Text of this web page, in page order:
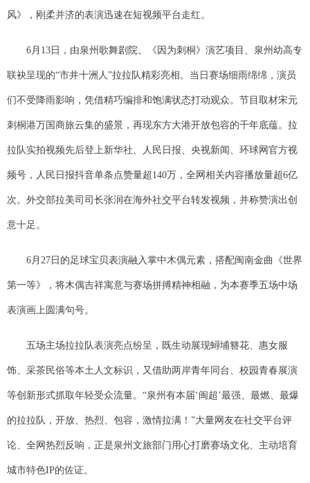
风》，刚柔并济的表演迅速在短视频平台走红。
6月13日，由泉州歌舞剧院、《因为刺桐》演艺项目、泉州幼高专
联袂呈现的“市井十洲人”拉拉队精彩亮相。当日赛场细雨绵绵，演员
们不受降雨影响，凭借精巧编排和饱满状态打动观众。节目取材宋元
刺桐港万国商旅云集的盛景，再现东方大港开放包容的千年底蕴。拉
拉队实拍视频先后登上新华社、人民日报、央视新闻、环球网官方视
频号，人民日报抖音单条点赞量超140万，全网相关内容播放量超6亿
次。外交部拉美司司长张润在海外社交平台转发视频，并称赞演出创
意十足。
6月27日的足球宝贝表演融入掌中木偶元素，搭配闽南金曲《世界
第一等》，将木偶吉祥寓意与赛场拼搏精神相融，为本赛季五场中场
表演画上圆满句号。
五场主场拉拉队表演亮点纷呈，既生动展现蟳埔簪花、惠女服
饰、采茶民俗等本土人文标识，又借助两岸青年同台、校园青春展演
等创新形式抓取年轻受众流量。“泉州有本届‘闽超’最强、最燃、最爆
的拉拉队，开放、热烈、包容，激情拉满！”大量网友在社交平台评
论、全网热烈反响，正是泉州文旅部门用心打磨赛场文化、主动培育
城市特色IP的佐证。